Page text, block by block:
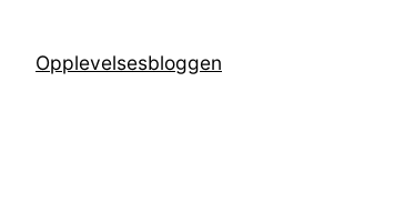
innholdOpplevelsesbloggen